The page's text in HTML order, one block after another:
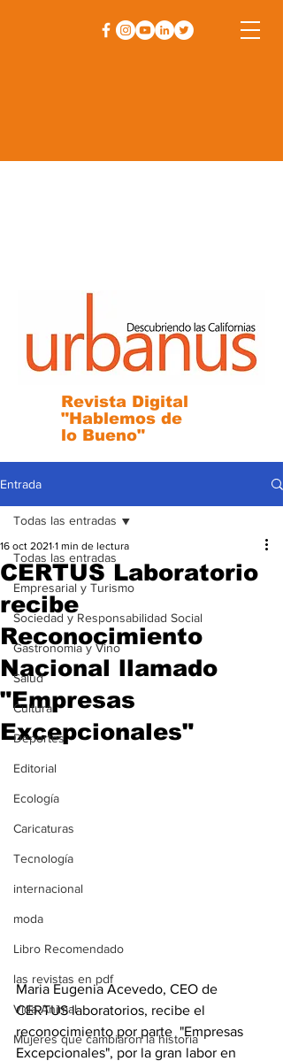
Revista Digital
"Hablemos de
lo Bueno"
Entrada
Todas las entradas
Empresarial y Turismo
Sociedad y Responsabilidad Social
Gastronomia y Vino
Salud
Cultura
Deportes
Editorial
Ecología
Caricaturas
Tecnología
internacional
moda
Libro Recomendado
las revistas en pdf
Vida Animal
Mujeres que cambiaron la historia
Todas las entradas
CERTUS Laboratorio
recibe
Reconocimiento
Nacional llamado
"Empresas
Excepcionales"
16 oct 2021 1 min de lectura
Maria Eugenia Acevedo, CEO de
CERTUS laboratorios, recibe el
reconocimiento por parte  "Empresas
Excepcionales", por la gran labor en